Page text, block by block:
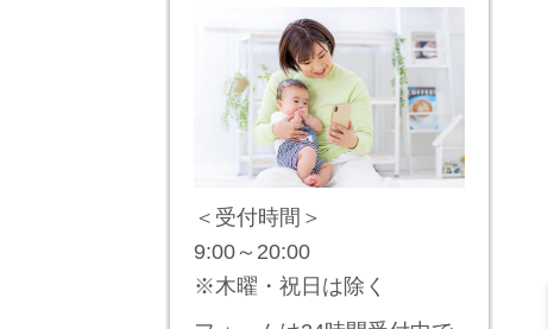
＜受付時間＞
9:00～20:00
※木曜・祝日は除く